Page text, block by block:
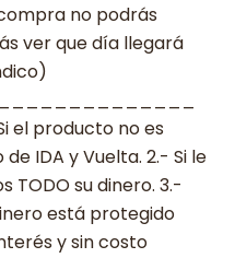
no podrás
ver que día llegará
el producto no es
IDA y Vuelta. 2.- Si le
TODO su dinero. 3.-
está protegido
y sin costo